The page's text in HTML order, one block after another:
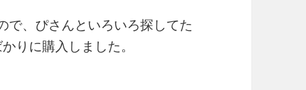
で、ぴさんといろいろ探してた
りに購入しました。